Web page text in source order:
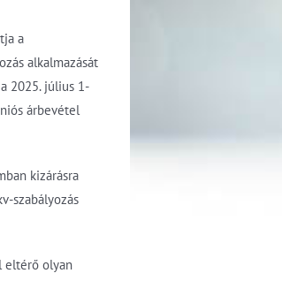
a
alkalmazását
2025. július 1-
árbevétel
kizárásra
szabályozás
eltérő olyan